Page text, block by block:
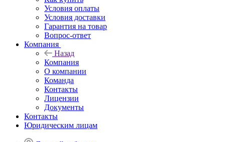
Условия оплаты
Условия доставки
Гарантия на товар
Вопрос-ответ
Компания
Назад
Компания
О компании
Команда
Контакты
Лицензии
Документы
Контакты
Юридическим лицам